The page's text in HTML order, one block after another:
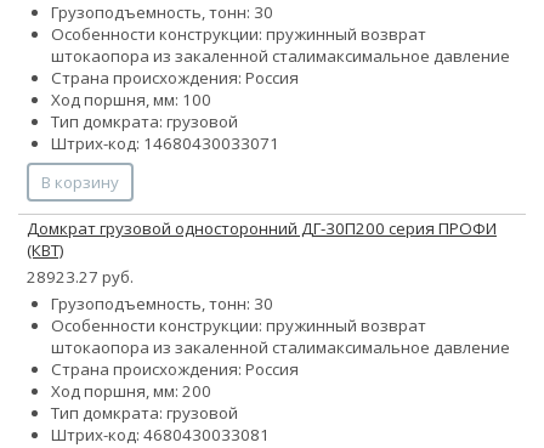
Грузоподъемность, тонн: 30
Особенности конструкции: пружинный возврат
штокаопора из закаленной сталимаксимальное давление
Страна происхождения: Россия
Ход поршня, мм: 100
Тип домкрата: грузовой
Штрих-код: 14680430033071
В корзину
Домкрат грузовой односторонний ДГ-30П200 серия ПРОФИ
(КВТ)
28923.27 руб.
Грузоподъемность, тонн: 30
Особенности конструкции: пружинный возврат
штокаопора из закаленной сталимаксимальное давление
Страна происхождения: Россия
Ход поршня, мм: 200
Тип домкрата: грузовой
Штрих-код: 4680430033081